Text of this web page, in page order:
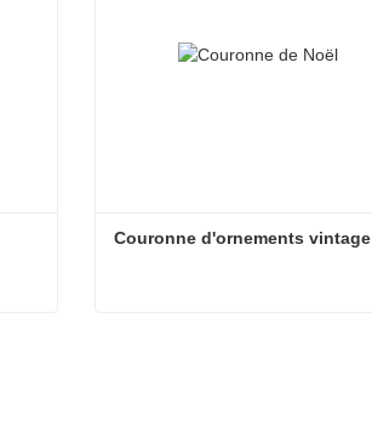
Couronne d'ornements vintage